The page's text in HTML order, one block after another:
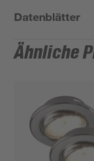
Datenblätter
Ähnliche